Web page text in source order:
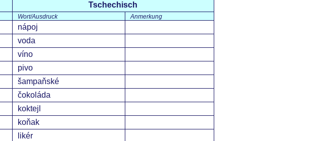
Tschechisch
Wort/Ausdruck Anmerkung
nápoj
voda
víno
pivo
šampaňské
čokoláda
koktejl
koňak
likér